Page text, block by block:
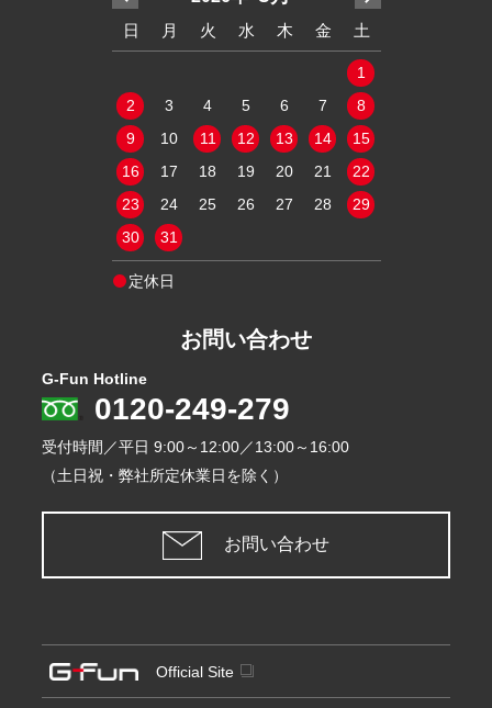
日 月 火 水 木 金 土
1
2
3 4 5 6 7
8
9
10 11 12 13 14
15
16
17 18 19 20 21
22
23
24 25 26 27 28
29
30
31
定休日
お問い合わせ
G-Fun Hotline
0120-249-279
受付時間／平日 9:00～12:00／13:00～16:00
（土日祝・弊社所定休業日を除く）
お問い合わせ
Official Site